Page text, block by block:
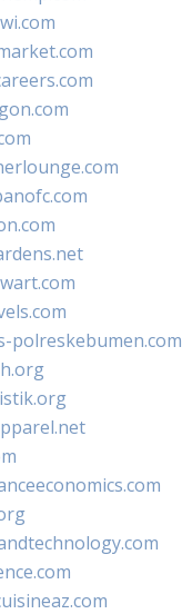
polreskebumen.com